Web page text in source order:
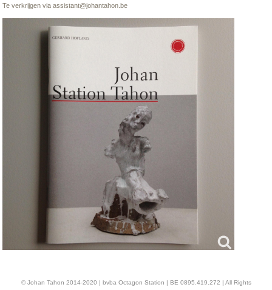
Te verkrijgen viaassistant@johantahon.be
© Johan Tahon 2014-2020 | bvba Octagon Station | BE 0895.419.272 | All Rights